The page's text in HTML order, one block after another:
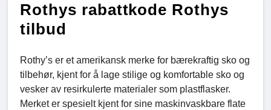
Rothys rabattkode Rothys
tilbud
Rothy’s er et amerikansk merke for bærekraftig sko og
tilbehør, kjent for å lage stilige og komfortable sko og
vesker av resirkulerte materialer som plastflasker.
Merket er spesielt kjent for sine maskinvaskbare flate